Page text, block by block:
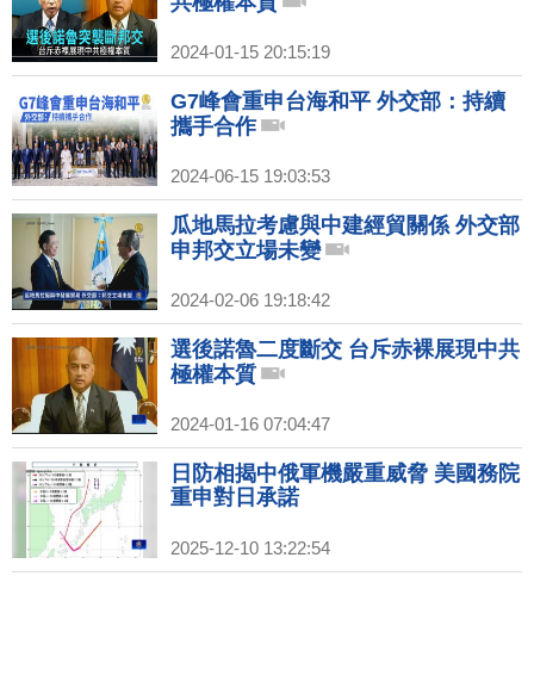
2024-01-15 20:15:19
G7峰會重申台海和平 外交部：持續
攜手合作
2024-06-15 19:03:53
瓜地馬拉考慮與中建經貿關係 外交部
申邦交立場未變
2024-02-06 19:18:42
選後諾魯二度斷交 台斥赤裸展現中共
極權本質
2024-01-16 07:04:47
日防相揭中俄軍機嚴重威脅 美國務院
重申對日承諾
2025-12-10 13:22:54